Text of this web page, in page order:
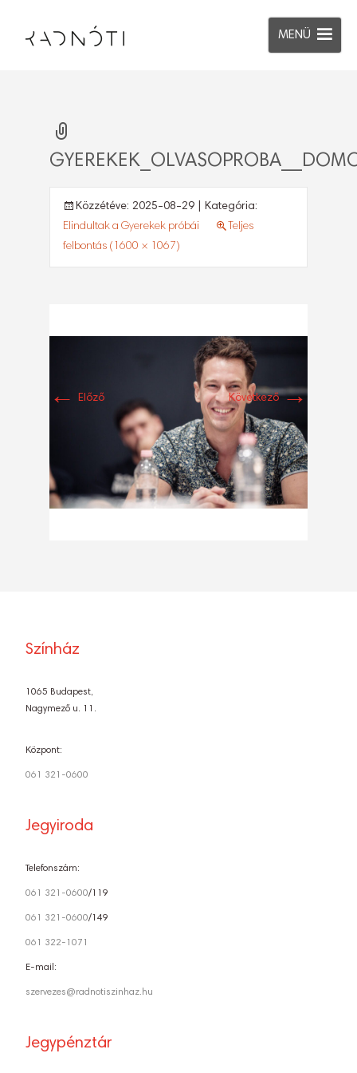
MENÜ
Közzétéve: 2025-08-29 | Kategória:
Elindultak a Gyerekek próbái
Teljes
felbontás (1600 × 1067)
← Előző Következő→
Színház
1065 Budapest,
Nagymező u. 11.
Központ:
061 321-0600
Jegyiroda
Telefonszám:
061 321-0600/119
061 321-0600/149
061 322-1071
E-mail:
szervezes@radnotiszinhaz.hu
Jegypénztár